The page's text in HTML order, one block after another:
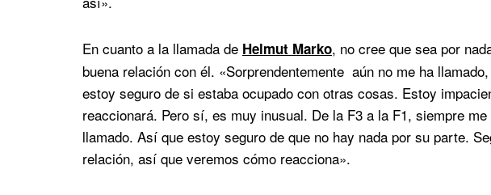
En cuanto a la llamada de Helmut Marko, no cree que sea por
buena relación con él. «Sorprendentemente aún no me ha
estoy seguro de si estaba ocupado con otras cosas. Estoy
reaccionará. Pero sí, es muy inusual. De la F3 a la F1, siempre
llamado. Así que estoy seguro de que no hay nada por su parte.
relación, así que veremos cómo reacciona».